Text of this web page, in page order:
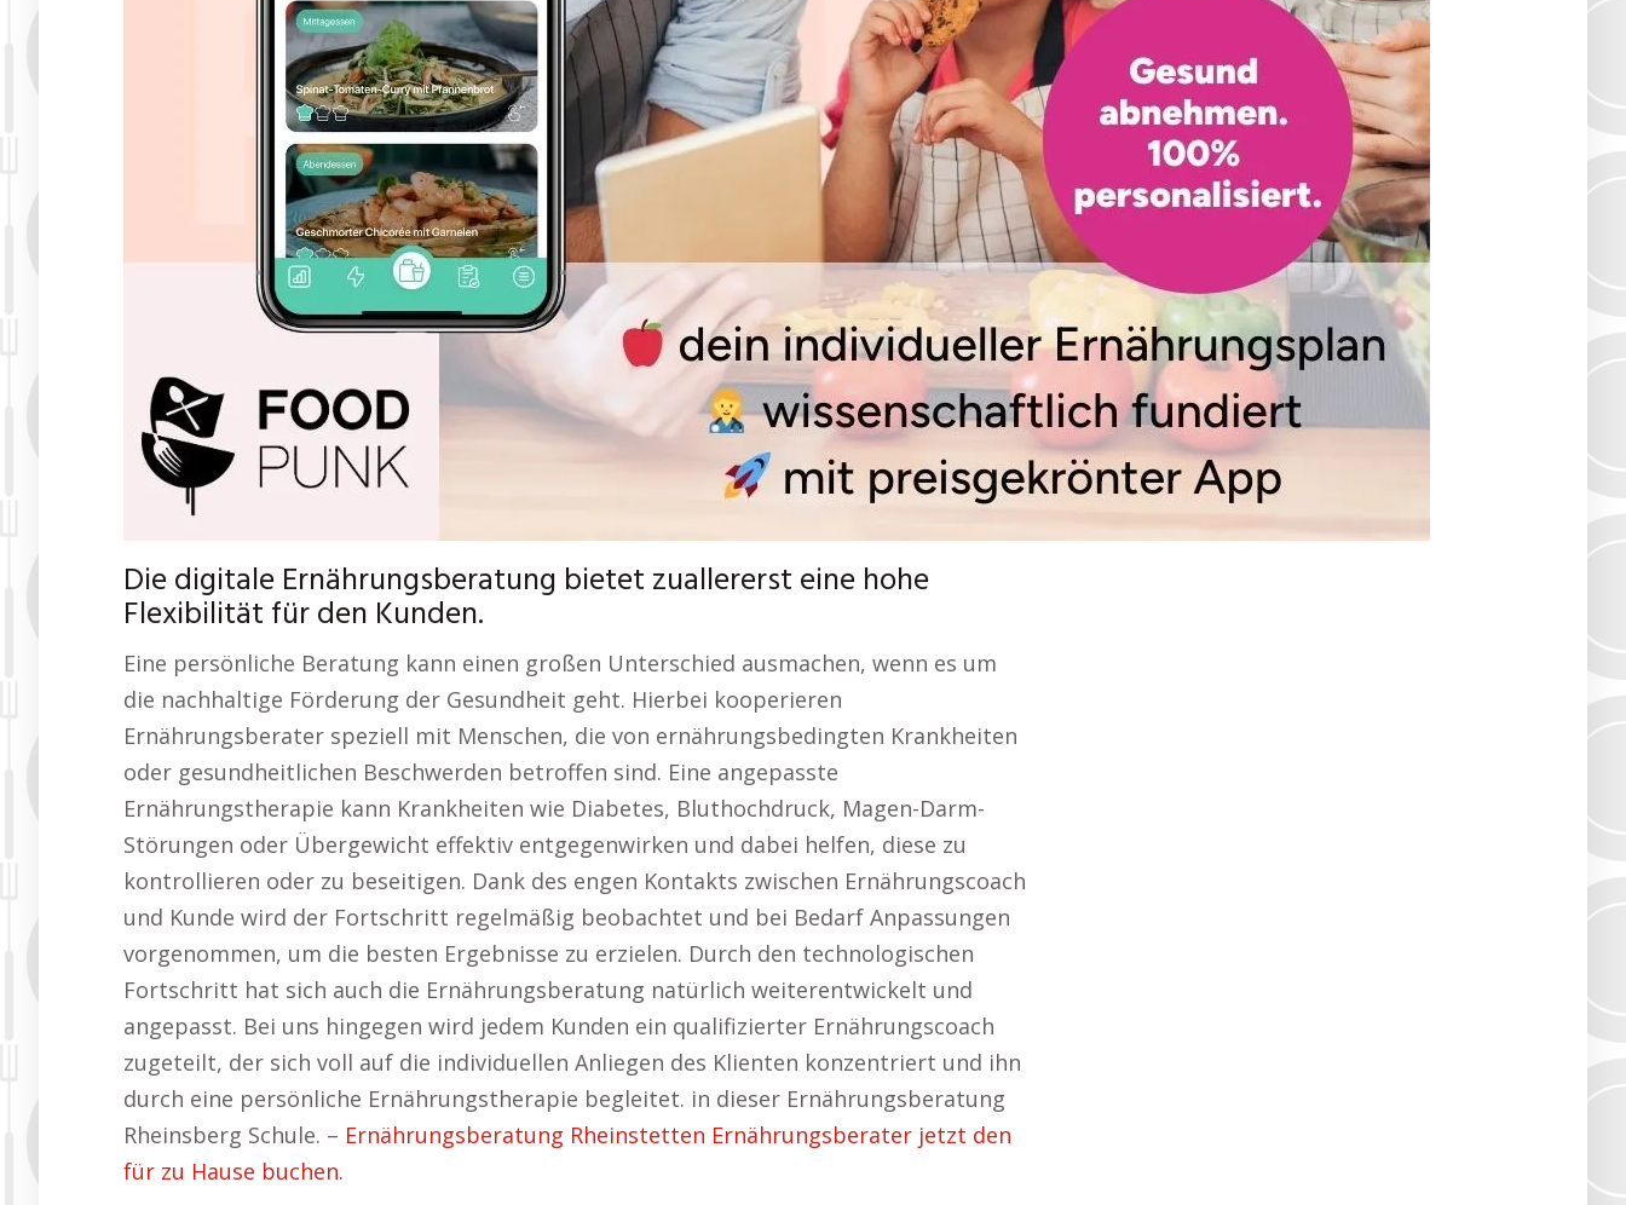
Die digitale Ernährungsberatung bietet zuallererst eine hohe
Flexibilität für den Kunden.
Eine persönliche Beratung kann einen großen Unterschied ausmachen, wenn es um
die nachhaltige Förderung der Gesundheit geht. Hierbei kooperieren
Ernährungsberater speziell mit Menschen, die von ernährungsbedingten Krankheiten
oder gesundheitlichen Beschwerden betroffen sind. Eine angepasste
Ernährungstherapie kann Krankheiten wie Diabetes, Bluthochdruck, Magen-Darm-
Störungen oder Übergewicht effektiv entgegenwirken und dabei helfen, diese zu
kontrollieren oder zu beseitigen. Dank des engen Kontakts zwischen Ernährungscoach
und Kunde wird der Fortschritt regelmäßig beobachtet und bei Bedarf Anpassungen
vorgenommen, um die besten Ergebnisse zu erzielen. Durch den technologischen
Fortschritt hat sich auch die Ernährungsberatung natürlich weiterentwickelt und
angepasst. Bei uns hingegen wird jedem Kunden ein qualifizierter Ernährungscoach
zugeteilt, der sich voll auf die individuellen Anliegen des Klienten konzentriert und ihn
durch eine persönliche Ernährungstherapie begleitet. in dieser Ernährungsberatung
Rheinsberg Schule. – Ernährungsberatung Rheinstetten Ernährungsberater jetzt den
für zu Hause buchen.